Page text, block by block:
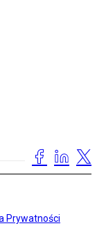
Prywatności